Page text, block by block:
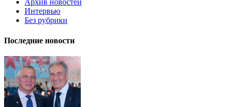
Архив новостей
Интервью
Без рубрики
Последние новости